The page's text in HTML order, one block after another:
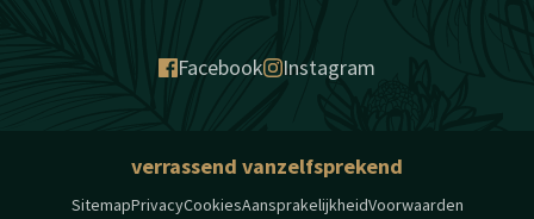
Facebook Instagram
verrassend vanzelfsprekend
SitemapPrivacyCookiesAansprakelijkheidVoorwaarden